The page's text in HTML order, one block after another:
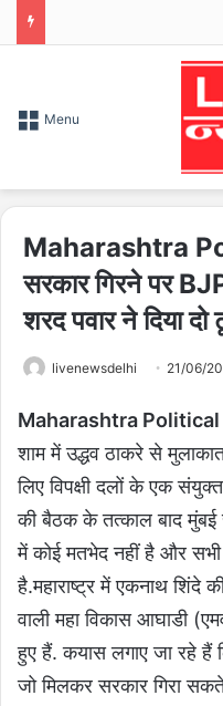
Menu
Maharashtra
सरकार गिरने पर
शरद पवार ने दिया
livenewsdelhi 21/06/
Maharashtra
शाम में उद्धव ठाकरे से
लिए विपक्षी दलों के एक
की बैठक के तत्काल बाद मुंबई
में कोई मतभेद नहीं है और सभी
है.महाराष्ट्र में एकनाथ शिंदे
वाली महा विकास आघाडी
हुए हैं. कयास लगाए जा रहे हैं
जो मिलकर सरकार गिरा सकते